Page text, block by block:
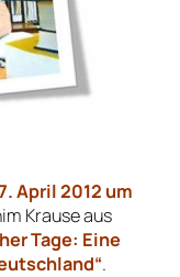
April 2012 um
Krause aus
Tage: Eine
.